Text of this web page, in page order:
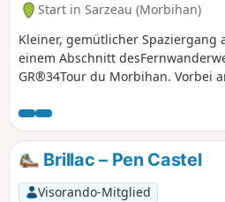
Start in Sarzeau (Morbihan)
Kleiner, gemütlicher Spaziergang
einem Abschnitt
GR®34Tour du Morbihan. Vorbei
über Wege im Landesinneren.
Brillac – Pen Castel
Visorando-Mitglied